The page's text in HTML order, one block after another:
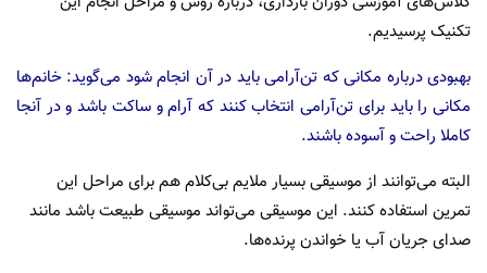
تکنیک پرسیدیم.
بهبودی درباره مکانی که تن‌آرامی باید در آن انجام شود می‌گوید: خانم‌ها
مکانی را باید برای تن‌آرامی انتخاب کنند که آرام و ساکت باشد و در آنجا
کاملا راحت و آسوده باشند.
البته می‌توانند از موسیقی بسیار ملایم بی‌کلام هم برای مراحل این
تمرین استفاده کنند. این موسیقی می‌تواند موسیقی طبیعت باشد مانند
صدای جریان آب یا خواندن پرنده‌ها.